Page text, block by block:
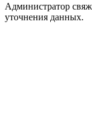
Администратор
уточнения данных.